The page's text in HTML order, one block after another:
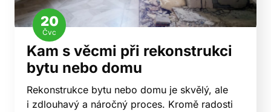
20
Čvc
Kam s věcmi při rekonstrukci
bytu nebo domu
Rekonstrukce bytu nebo domu je skvělý, ale
i zdlouhavý a náročný proces. Kromě radosti